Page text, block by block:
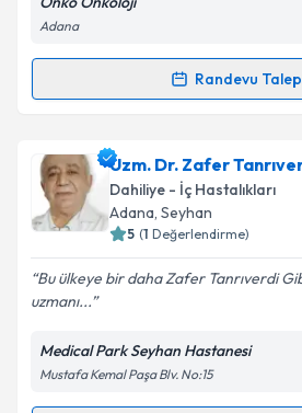
Kişisel verilerimin
kapsamda işlenmesini kabul
Takvim Talebini
Adana
Randevu
Randevu Takvimi Talebi
Dr. Fatma Akdoğan Karakuş
talebi oluşturun. Size bu
için bir takvim hazırlandığında e-
bilgilendireceğiz.
E-posta Adresiniz
Kişisel verilerimin
Metni'ni okudum ve kişisel
Uzm. Dr. Zafer
Dahiliye - İç Hastalıkları
Adana, Seyhan
5 (1 Değerlendirme)
Bu ülkeye bir daha Zafer Tanrıverdi
uzmanı...
Medical Park Seyhan Hastanesi
Mustafa Kemal Paşa Blv. No:15